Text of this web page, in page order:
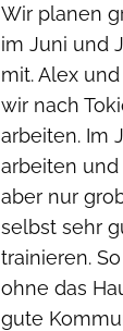
Wir planen
im Juni und
mit. Alex
wir nach
arbeiten. Im
arbeiten
aber nur
selbst sehr
trainieren.
ohne das
gute